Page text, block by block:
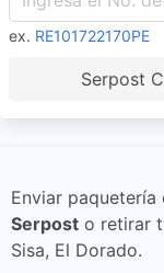
ex. RE101722170PE
Serpost
Enviar paquetería
Serpost o retirar
Sisa, El Dorado.